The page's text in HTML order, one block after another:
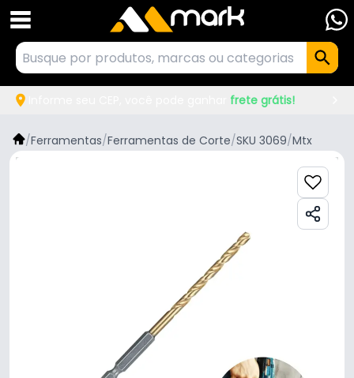
frete grátis!
/Ferramentas/Ferramentas de Corte/SKU 3069/Mtx